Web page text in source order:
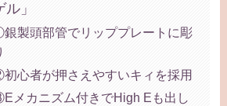
」
製頭部管でリッププレートに彫
心者が押さえやすいキィを採用
メカニズム付きでHigh Eも出し